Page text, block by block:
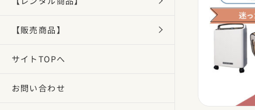
【販売商品】
サイトTOPへ
お問い合わせ